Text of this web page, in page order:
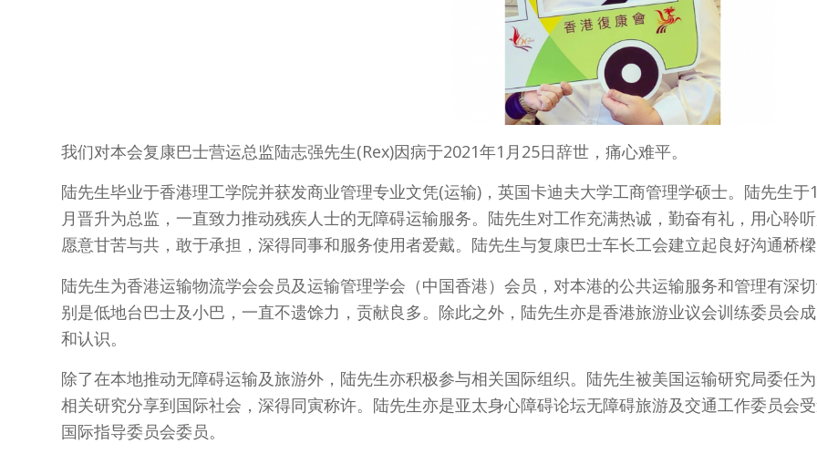
我们对本会复康巴士营运总监陆志强先生(Rex)因病于2021年1月25日辞世，痛心难平。
陆先生毕业于香港理工学院并获发商业管理专业文凭(运输)，英国卡迪夫大学工商管理学硕士。陆先生
月晋升为总监，一直致力推动残疾人士的无障碍运输服务。陆先生对工作充满热诚，勤奋有礼，用心聆
愿意甘苦与共，敢于承担，深得同事和服务使用者爱戴。陆先生与复康巴士车长工会建立起良好沟通桥
陆先生为香港运输物流学会会员及运输管理学会（中国香港）会员，对本港的公共运输服务和管理有深
别是低地台巴士及小巴，一直不遗馀力，贡献良多。除此之外，陆先生亦是香港旅游业议会训练委员会
和认识。
除了在本地推动无障碍运输及旅游外，陆先生亦积极参与相关国际组织。陆先生被美国运输研究局委任
相关研究分享到国际社会，深得同寅称许。陆先生亦是亚太身心障碍论坛无障碍旅游及交通工作委员会
国际指导委员会委员。